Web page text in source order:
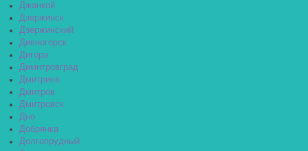
Джанкой
Дзержинск
Дзержинский
Дивногорск
Дигора
Димитровград
Дмитриев
Дмитров
Дмитровск
Дно
Добрянка
Долгопрудный